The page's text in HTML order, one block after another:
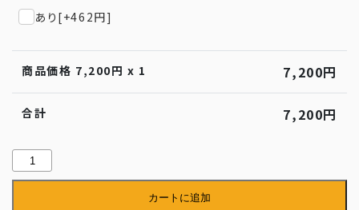
あり [+462円]
商品価格 7,200円 x 1 7,200円
合計 7,200円
問
カートに追加